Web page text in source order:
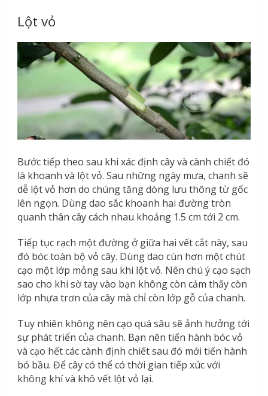
Lột vỏ
Bước tiếp theo sau khi xác định cây và cành chiết đó
là khoanh và lột vỏ. Sau những ngày mưa, chanh sẽ
dễ lột vỏ hơn do chúng tăng dòng lưu thông từ gốc
lên ngọn. Dùng dao sắc khoanh hai đường tròn
quanh thân cây cách nhau khoảng 1.5 cm tới 2 cm.
Tiếp tục rạch một đường ở giữa hai vết cắt này, sau
đó bóc toàn bộ vỏ cây. Dùng dao cùn hơn một chút
cạo một lớp mỏng sau khi lột vỏ. Nên chú ý cạo sạch
sao cho khi sờ tay vào bạn không còn cảm thấy còn
lớp nhựa trơn của cây mà chỉ còn lớp gỗ của chanh.
Tuy nhiên không nên cạo quá sâu sẽ ảnh hưởng tới
sự phát triển của chanh. Bạn nên tiến hành bóc vỏ
và cạo hết các cành định chiết sau đó mới tiến hành
bó bầu. Để cây có thể có thời gian tiếp xúc với
không khí và khô vết lột vỏ lại.